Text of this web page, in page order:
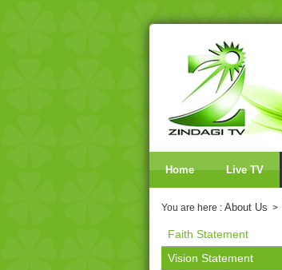
Home Live TV
You are here : About Us >
Faith Statement
Vision Statement